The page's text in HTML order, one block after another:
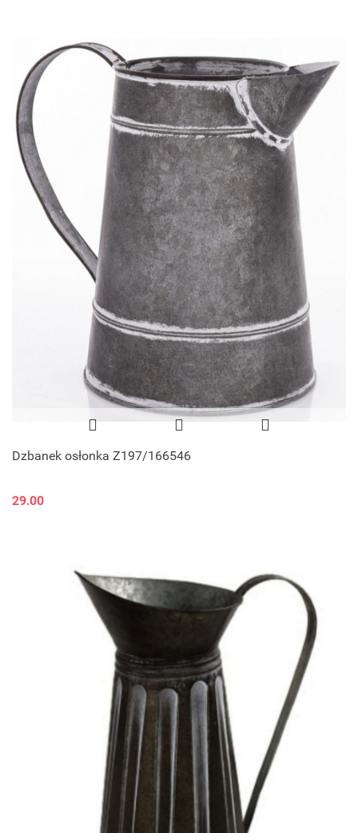
Dzbanek osłonka Z197/166546
29.00